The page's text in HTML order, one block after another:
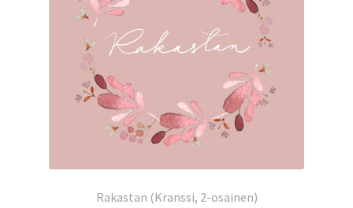
Rakastan (Kranssi, 2-osainen)